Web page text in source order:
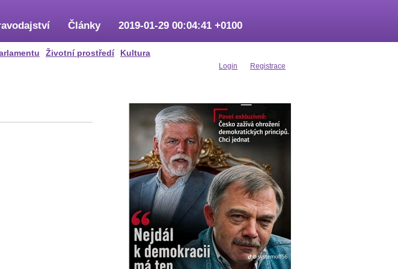
Životní prostředí Kultura
Články 2019-01-29 00:04:41 +0100
Login Registrace